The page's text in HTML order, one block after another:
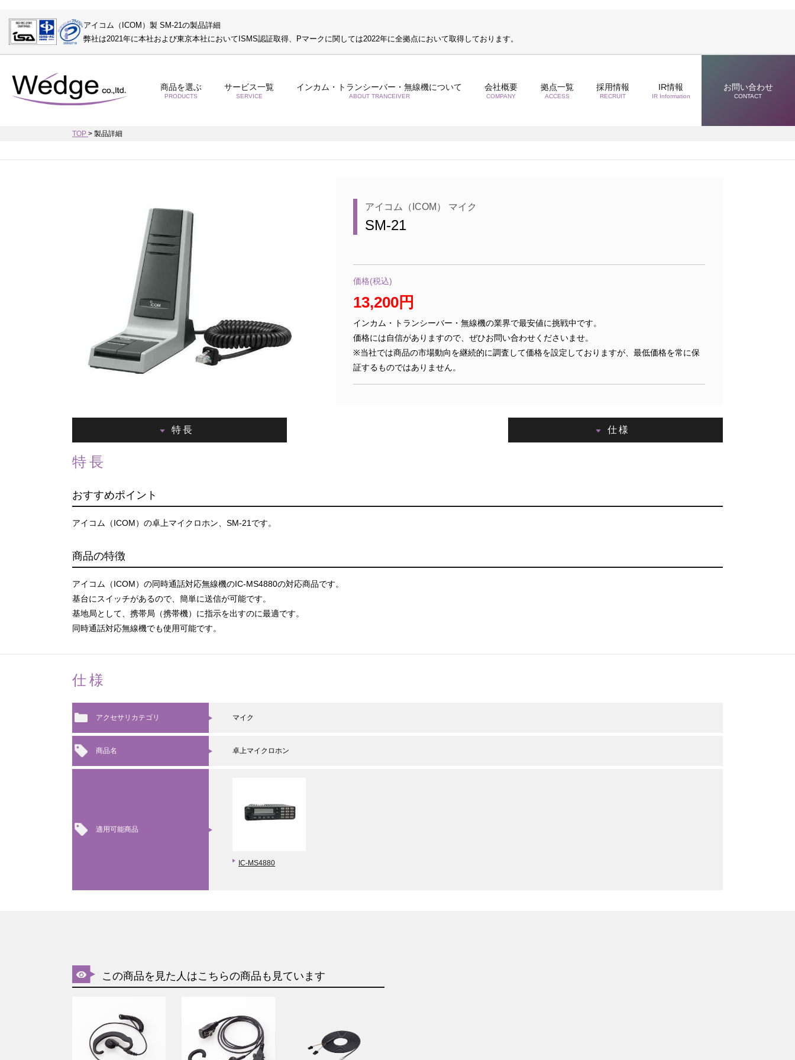
アイコム（ICOM）製 SM-21の製品詳細
弊社は2021年に本社および東京本社においてISMS認証取得、Pマークに関しては2022年に全拠点において取得しております。
商品を選ぶ
PRODUCTS
サービス一覧
SERVICE
インカム・トランシーバー・無線機について
ABOUT TRANCEIVER
会社概要
COMPANY
拠点一覧
ACCESS
採用情報
RECRUIT
IR情報
IR Information
お問い合わせ
CONTACT
TOP > 製品詳細
アイコム（ICOM） マイク
SM-21
価格(税込)
13,200円
インカム・トランシーバー・無線機の業界で最安値に挑戦中です。
価格には自信がありますので、ぜひお問い合わせくださいませ。
※当社では商品の市場動向を継続的に調査して価格を設定しておりますが、最低価格を常に保
証するものではありません。
特長 仕様
特長
おすすめポイント
アイコム（ICOM）の卓上マイクロホン、SM-21です。
商品の特徴
アイコム（ICOM）の同時通話対応無線機のIC-MS4880の対応商品です。
基台にスイッチがあるので、簡単に送信が可能です。
基地局として、携帯局（携帯機）に指示を出すのに最適です。
同時通話対応無線機でも使用可能です。
仕様
アクセサリカテゴリ マイク
商品名 卓上マイクロホン
適用可能商品
IC-MS4880
この商品を見た人はこちらの商品も見ています